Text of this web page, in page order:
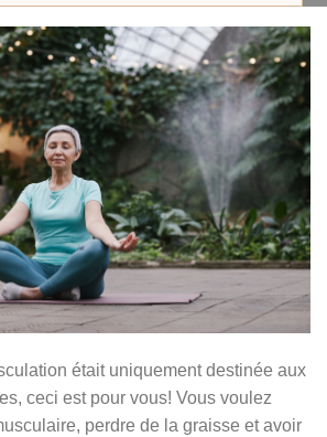
était uniquement destinée aux
ceci est pour vous! Vous voulez
perdre de la graisse et avoir